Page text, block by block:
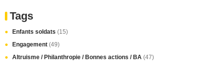
Tags
Enfants soldats (15)
Engagement (49)
Altruisme / Philanthropie / Bonnes actions / BA (47)